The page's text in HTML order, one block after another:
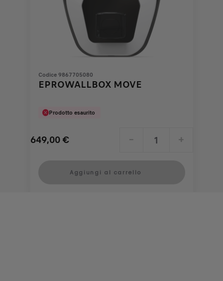
Codice 9867705080
EPROWALLBOX MOVE
Prodotto esaurito
649,00 € - +
Aggiungi al carrello